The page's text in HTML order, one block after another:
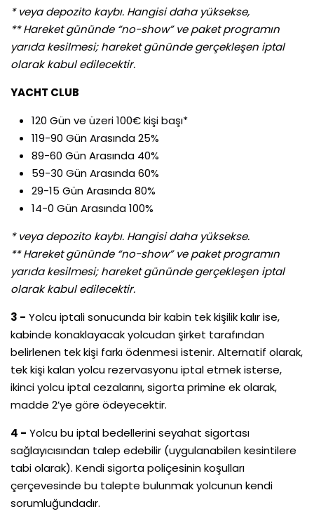
* veya depozito kaybı. Hangisi daha yüksekse,
** Hareket gününde “no-show” ve paket programın
yarıda kesilmesi; hareket gününde gerçekleşen iptal
olarak kabul edilecektir.
YACHT CLUB
120 Gün ve üzeri 100€ kişi başı*
119-90 Gün Arasında 25%
89-60 Gün Arasında 40%
59-30 Gün Arasında 60%
29-15 Gün Arasında 80%
14-0 Gün Arasında 100%
* veya depozito kaybı. Hangisi daha yüksekse.
** Hareket gününde “no-show” ve paket programın
yarıda kesilmesi; hareket gününde gerçekleşen iptal
olarak kabul edilecektir.
3 - Yolcu iptali sonucunda bir kabin tek kişilik kalır ise,
kabinde konaklayacak yolcudan şirket tarafından
belirlenen tek kişi farkı ödenmesi istenir. Alternatif olarak,
tek kişi kalan yolcu rezervasyonu iptal etmek isterse,
ikinci yolcu iptal cezalarını, sigorta primine ek olarak,
madde 2’ye göre ödeyecektir.
4 - Yolcu bu iptal bedellerini seyahat sigortası
sağlayıcısından talep edebilir (uygulanabilen kesintilere
tabi olarak). Kendi sigorta poliçesinin koşulları
çerçevesinde bu talepte bulunmak yolcunun kendi
sorumluğundadır.